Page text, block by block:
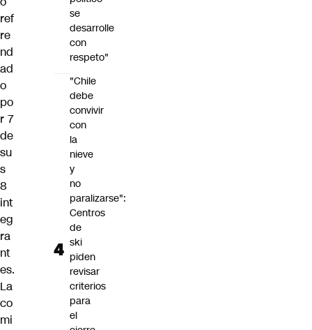
ref
re
nd
ad
o
po
r 7
de
su
s
8
int
eg
ra
nt
es.
La
co
mi
se
desarrolle
con
respeto"
"Chile
debe
convivir
con
la
nieve
y
no
paralizarse":
Centros
de
ski
piden
revisar
criterios
para
el